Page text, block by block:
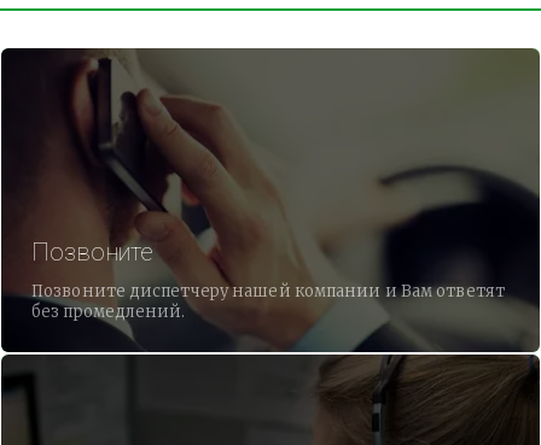
Позвоните
Позвоните диспетчеру нашей компании и Вам ответят
без промедлений.